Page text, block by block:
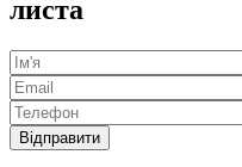
листа